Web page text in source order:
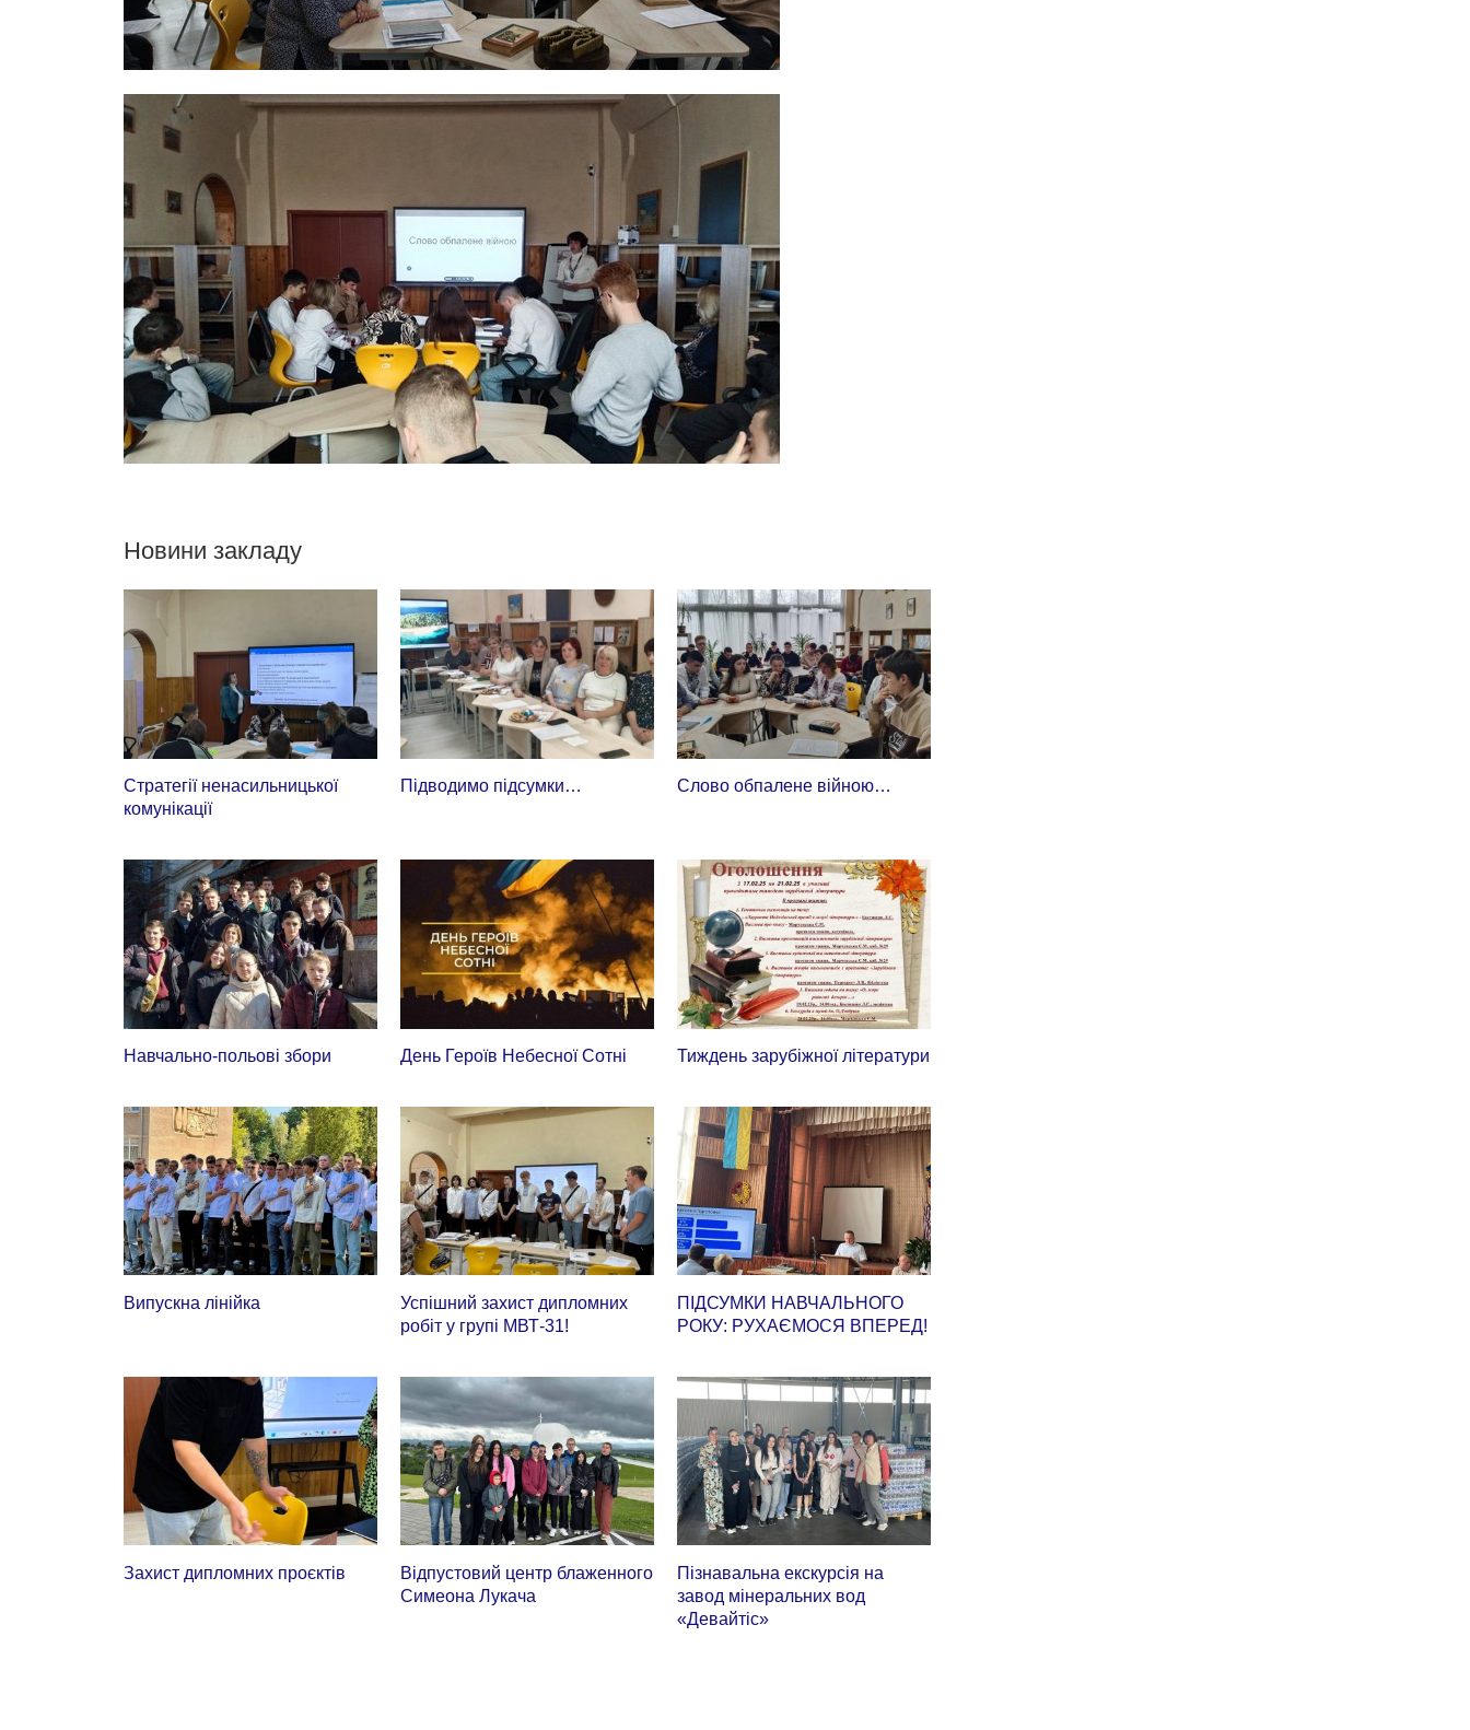
Новини закладу
Стратегії ненасильницької
комунікації
Підводимо підсумки… Слово обпалене війною…
Навчально-польові збори День Героїв Небесної Сотні Тиждень зарубіжної літератури
Випускна лінійка
Успішний захист дипломних
робіт у групі МВТ-31!
ПІДСУМКИ НАВЧАЛЬНОГО
РОКУ: РУХАЄМОСЯ ВПЕРЕД!
Захист дипломних проєктів
Відпустовий центр блаженного
Симеона Лукача
Пізнавальна екскурсія на
завод мінеральних вод
«Девайтіс»